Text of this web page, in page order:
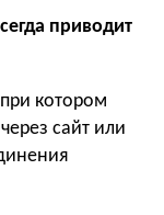
приводит
котором
сайт или